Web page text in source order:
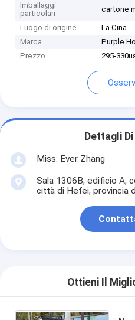
Imballaggi
particolari
cartone
Luogo di origine
La Cina
Marca
Purple
Prezzo
295-
Dettagli
Miss. Ever Zhang
Sala 1306B, edificio A,
città di Hefei, provincia
Ottieni Il